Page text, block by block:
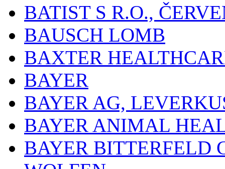
BATIST S R.O.,
BAUSCH LOMB
BAXTER
BAYER
BAYER AG,
BAYER ANIMAL
BAYER BITTERFELD